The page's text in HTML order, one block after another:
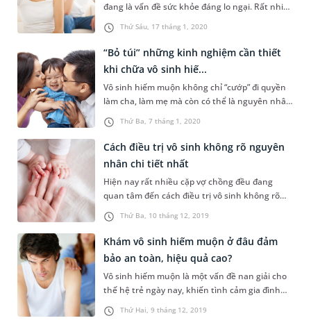
Thứ Sáu, 17 tháng 1, 2020
đang là vấn đề sức khỏe đáng lo ngại. Rất nhiều
cặp vợ chồng đã vô cùng gian nan trên hành
trình tìm kiếm con yêu chỉ vì chưa tìm được một
địa chỉ uy tín, chất lượng để điều trị. Vậy, bạn có
biết chữa vô sinh hiếm muộn ở đâu tốt nhất?
Hãy cùng tìm hiểu t...
Thứ Ba, 7 tháng 1, 2020
“Bỏ túi” những kinh nghiệm cần thiết
khi chữa vô sinh hiế...
Vô sinh hiếm muộn không chỉ “cướp” đi quyền
làm cha, làm mẹ mà còn có thể là nguyên nhân
gây tan vỡ hạnh phúc của một gia đình. Dưới
đây là những kinh nghiệm quý giá của một bà
mẹ trẻ sau gần 2 năm chữa vô sinh hiếm
Thứ Ba, 10 tháng 12, 2019
Cách điều trị vô sinh không rõ nguyên
nhân chi tiết nhất
Hiện nay rất nhiều cặp vợ chồng đều đang
quan tâm đến cách điều trị vô sinh không rõ
nguyên nhân do tình trạng vô sinh ngày càng
tăng cao. Để tiết kiệm thời gian chẩn đoán và
điều trị, hôm nay MEDLATEC sẽ giới thiệu đến
các bạn những cách điều trị vô sinh không rõ
nguyên nhân đang được đánh giá c...
Thứ Hai, 9 tháng 12, 2019
Khám vô sinh hiếm muộn ở đâu đảm
bảo an toàn, hiệu quả cao?
Vô sinh hiếm muộn là một vấn đề nan giải cho
thế hệ trẻ ngày nay, khiến tình cảm gia đình
không được trọn vẹn. Vì thế, khám vô sinh
hiếm muộn để sớm có hướng điều trị thích hợp